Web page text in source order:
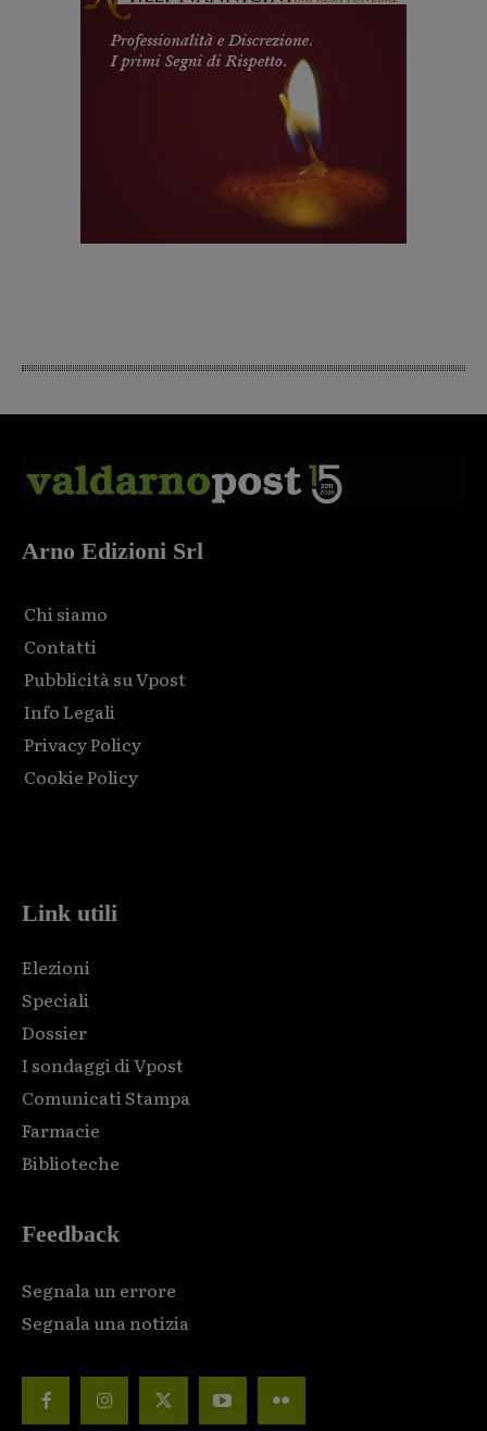
Arno Edizioni Srl
Chi siamo
Contatti
Pubblicità su Vpost
Info Legali
Privacy Policy
Cookie Policy
Link utili
Elezioni
Speciali
Dossier
I sondaggi di Vpost
Comunicati Stampa
Farmacie
Biblioteche
Feedback
Segnala un errore
Segnala una notizia